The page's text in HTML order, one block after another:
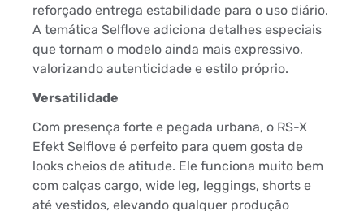
reforçado entrega estabilidade para o uso diário.
A temática Selflove adiciona detalhes especiais
que tornam o modelo ainda mais expressivo,
valorizando autenticidade e estilo próprio.
Versatilidade
Com presença forte e pegada urbana, o RS-X
Efekt Selflove é perfeito para quem gosta de
looks cheios de atitude. Ele funciona muito bem
com calças cargo, wide leg, leggings, shorts e
até vestidos, elevando qualquer produção